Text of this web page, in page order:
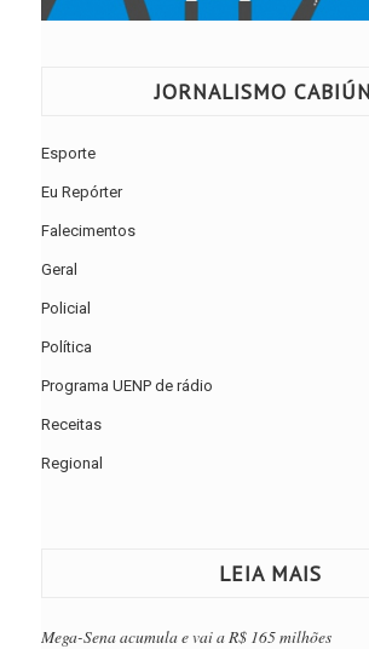
JORNALISMO
Esporte
Eu Repórter
Falecimentos
Geral
Policial
Política
Programa UENP de rádio
Receitas
Regional
LEIA MAIS
Mega-Sena acumula e vai a R$ 165 milhões